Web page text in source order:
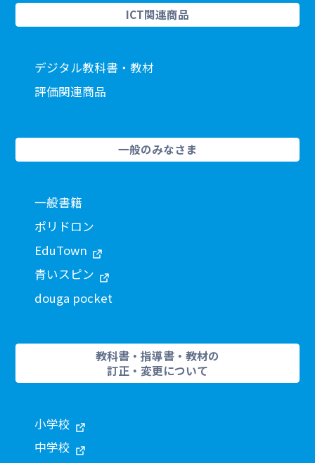
ICT関連商品
デジタル教科書・教材
評価関連商品
一般のみなさま
一般書籍
ポリドロン
EduTown
青いスピン
douga pocket
教科書・指導書・教材の
訂正・変更について
小学校
中学校